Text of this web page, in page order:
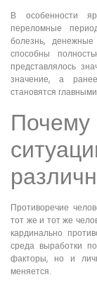
В особенности
переломные
болезнь,
способны
представлялось
значение, а
становятся
Противоречие
тот же и тот же
кардинально
среда выработки
факторы, но и
меняется.